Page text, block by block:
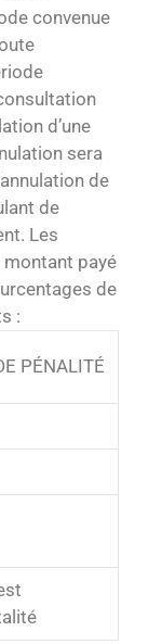
convenue
d’une
sera
de
de
Les
payé
de
:
PÉNALITÉ